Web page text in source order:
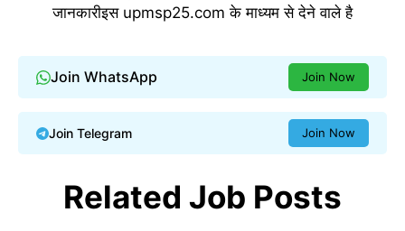
जानकारीइस upmsp25.com के माध्यम से देने वाले है
Join WhatsApp Join Now
Join Telegram Join Now
Related Job Posts